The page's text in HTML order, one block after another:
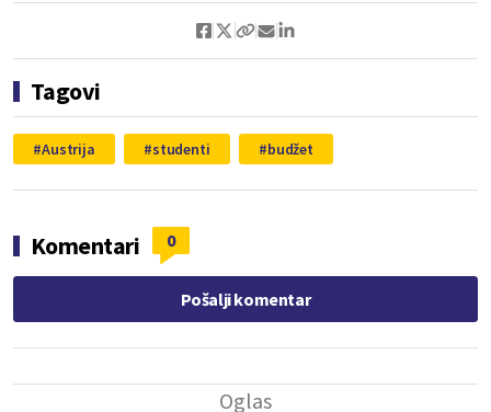
Tagovi
Austrija studenti budžet
Komentari 0
Pošalji komentar